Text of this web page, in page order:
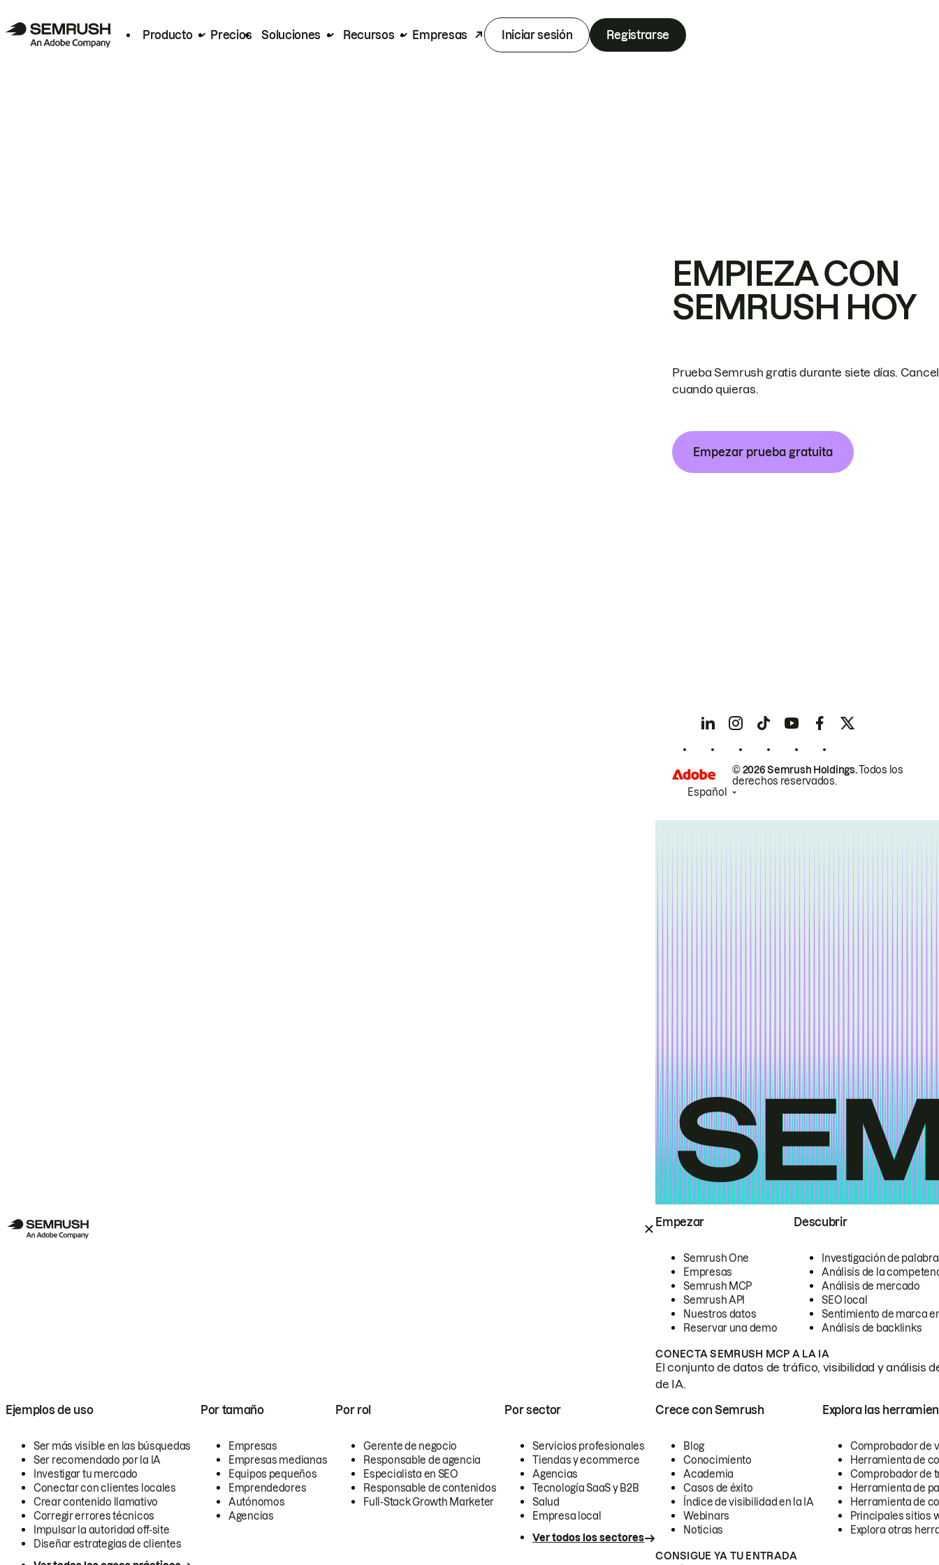
Producto Precios Soluciones Recursos Empresas Iniciar sesión Registrarse
Empezar
Semrush One
Empresas
Semrush MCP
Semrush API
Nuestros datos
Reservar una demo
Descubrir
Investigación de
Análisis de la
Análisis de mercado
SEO local
Sentimiento de marca
Análisis de backlinks
CONECTA SEMRUSH MCP A LA IA
El conjunto de datos de tráfico, visibilidad y análisis
de IA.
Ejemplos de uso
Ser más visible en las búsquedas
Ser recomendado por la IA
Investigar tu mercado
Conectar con clientes locales
Crear contenido llamativo
Corregir errores técnicos
Impulsar la autoridad off-site
Diseñar estrategias de clientes
Por tamaño
Empresas
Empresas medianas
Equipos pequeños
Emprendedores
Autónomos
Agencias
Por rol
Gerente de negocio
Responsable de agencia
Especialista en SEO
Responsable de contenidos
Full-Stack Growth Marketer
Por sector
Servicios profesionales
Tiendas y ecommerce
Agencias
Tecnología SaaS y B2B
Salud
Empresa local
Ver todos los sectores
Crece con Semrush
Blog
Conocimiento
Academia
Casos de éxito
Índice de visibilidad en la IA
Webinars
Noticias
Explora las
Comprobador de
Herramienta de
Comprobador de
Herramienta de
Herramienta de
Principales sitios
Explora otras
CONSIGUE YA TU ENTRADA
EMPIEZA CON
SEMRUSH HOY
Prueba Semrush gratis durante siete días.
cuando quieras.
Empezar prueba gratuita
© 2026 Semrush Holdings.Todos los
derechos reservados.
Español